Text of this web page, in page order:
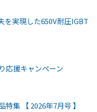
を実現した650V耐圧IGBT
応援キャンペーン
集 【 2026年7月号 】